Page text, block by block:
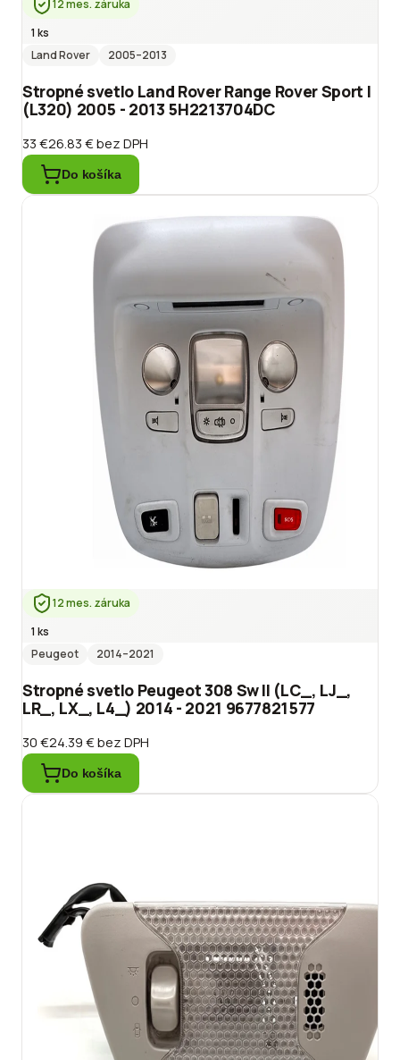
12 mes. záruka
1 ks
Land Rover
2005–2013
Stropné svetlo Land Rover Range Rover Sport I
(L320) 2005 - 2013 5H2213704DC
33 €26.83 €bez DPH
Do košíka
12 mes. záruka
1 ks
Peugeot
2014–2021
Stropné svetlo Peugeot 308 Sw II (LC_, LJ_,
LR_, LX_, L4_) 2014 - 2021 9677821577
30 €24.39 €bez DPH
Do košíka